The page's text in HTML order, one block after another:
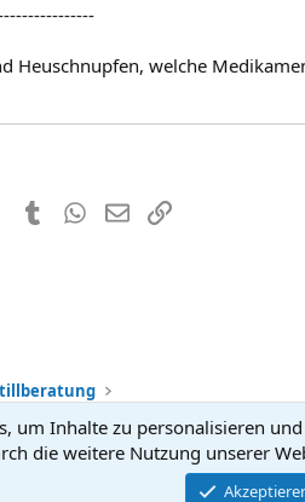
Heuschnupfen, welche
PinterestTumblrWhatsApp
E-MailLink
Community platform by
um Inhalte zu personalisieren
die weitere Nutzung unserer